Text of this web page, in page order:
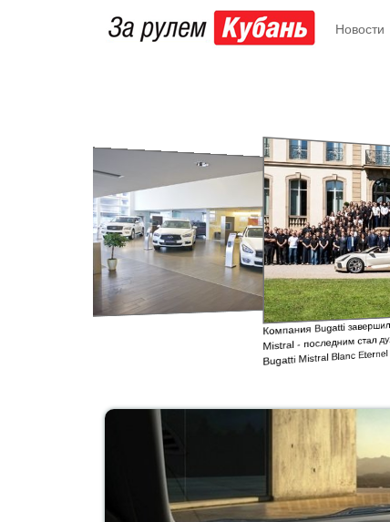
Новости
Компания Bugatti завершила
Mistral - последним стал
Bugatti Mistral Blanc Eternel